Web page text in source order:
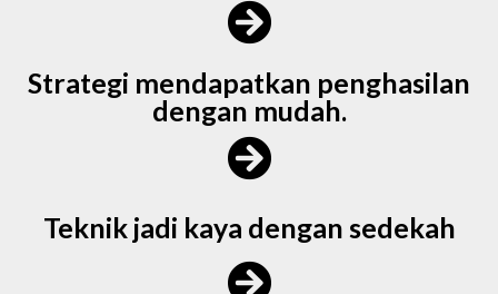
Strategi mendapatkan penghasilan
dengan mudah.
Teknik jadi kaya dengan sedekah